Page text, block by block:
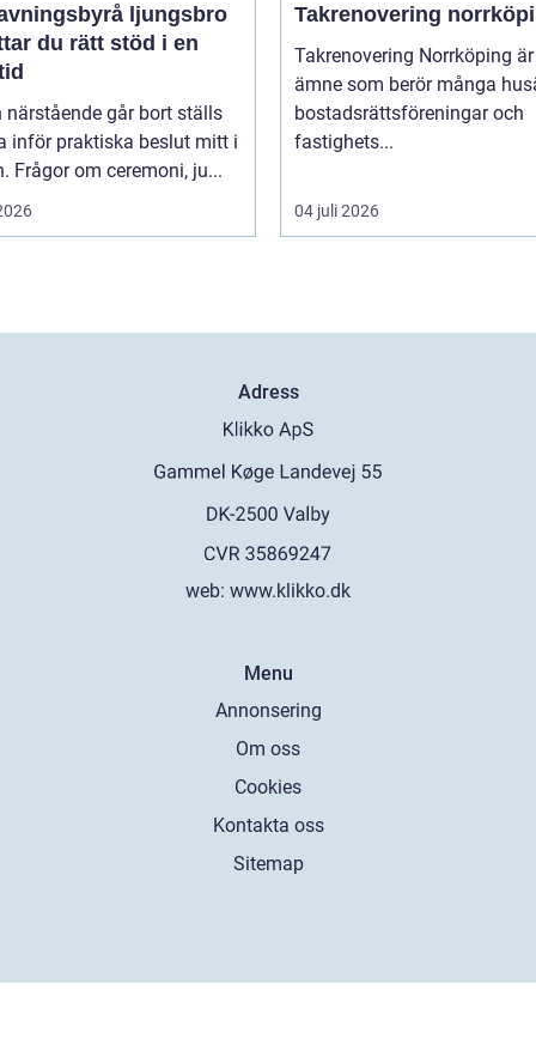
ljungsbro
du rätt stöd i en
närstående går bort ställs
inför praktiska beslut mitt i
Frågor om ceremoni, ju...
Takrenovering
Takrenovering Norrköping
ämne som berör många
bostadsrättsföreningar och
fastighets...
04 juli 2026
Adress
web: www.klikko.dk
Menu
Annonsering
Om oss
Cookies
Kontakta oss
Sitemap